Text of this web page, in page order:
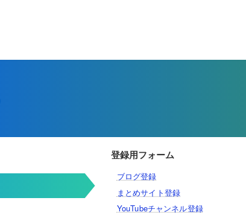
登録用フォーム
ブログ登録
まとめサイト登録
YouTubeチャンネル登録